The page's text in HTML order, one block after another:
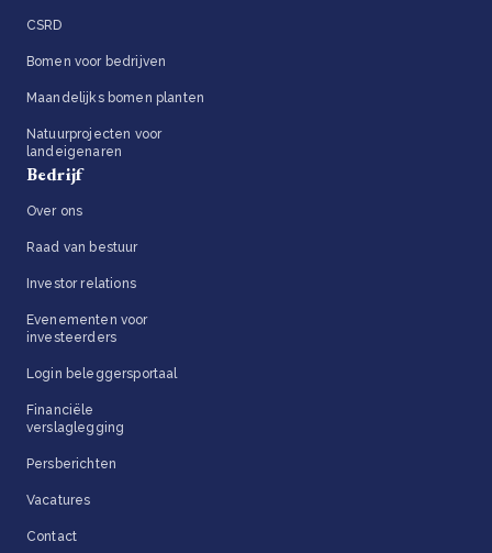
CSRD
Bomen voor bedrijven
Maandelijks bomen planten
Natuurprojecten voor
landeigenaren
Bedrijf
Over ons
Raad van bestuur
Investor relations
Evenementen voor
investeerders
Login beleggersportaal
Financiële
verslaglegging
Persberichten
Vacatures
Contact